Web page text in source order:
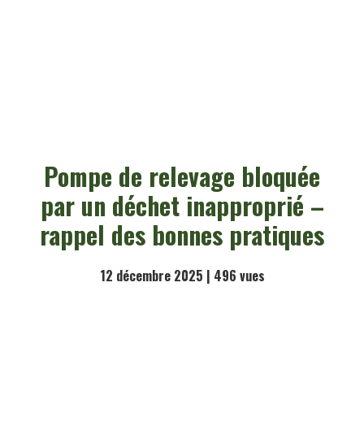
Pompe de relevage bloquée
par un déchet inapproprié –
rappel des bonnes pratiques
12 décembre 2025 | 496 vues